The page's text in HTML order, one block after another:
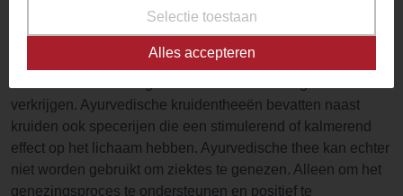
een holistische, traditionele Indiase filosofie. Het aspect dat
bekend staat als Ayurveda in het Westen verwijst naar de
eeuwenoude Indiase geneeskunde. Het doel van Ayurveda
verkrijgen. Ayurvedische kruidentheeën bevatten naast
kruiden ook specerijen die een stimulerend of kalmerend
effect op het lichaam hebben. Ayurvedische thee kan echter
niet worden gebruikt om ziektes te genezen. Alleen om het
genezingsproces te ondersteunen en positief te
Selectie toestaan
Alles accepteren